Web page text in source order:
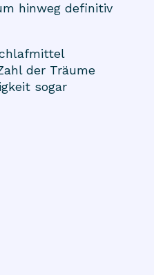
hinweg definitiv
der Träume
sogar